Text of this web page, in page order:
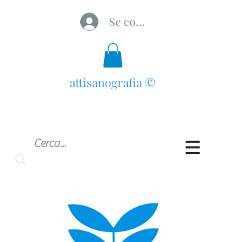
Se connecter
attisanografia ©